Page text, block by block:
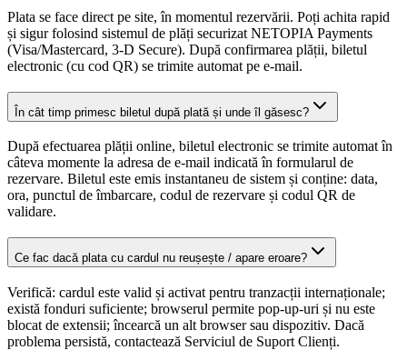
Plata se face direct pe site, în momentul rezervării. Poți achita rapid
și sigur folosind sistemul de plăți securizat NETOPIA Payments
(Visa/Mastercard, 3-D Secure). După confirmarea plății, biletul
electronic (cu cod QR) se trimite automat pe e-mail.
În cât timp primesc biletul după plată și unde îl găsesc?
După efectuarea plății online, biletul electronic se trimite automat în
câteva momente la adresa de e-mail indicată în formularul de
rezervare. Biletul este emis instantaneu de sistem și conține: data,
ora, punctul de îmbarcare, codul de rezervare și codul QR de
validare.
Ce fac dacă plata cu cardul nu reușește / apare eroare?
Verifică: cardul este valid și activat pentru tranzacții internaționale;
există fonduri suficiente; browserul permite pop-up-uri și nu este
blocat de extensii; încearcă un alt browser sau dispozitiv. Dacă
problema persistă, contactează Serviciul de Suport Clienți.